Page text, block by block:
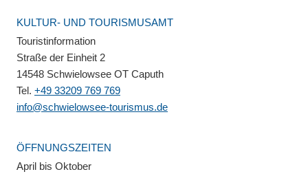
KULTUR- UND TOURISMUSAMT
Touristinformation
Straße der Einheit 2
14548 Schwielowsee OT Caputh
Tel. +49 33209 769 769
info@schwielowsee-tourismus.de
ÖFFNUNGSZEITEN
April bis Oktober